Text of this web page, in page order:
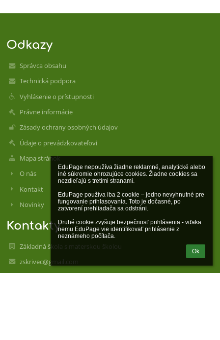
EduPage nepoužíva žiadne reklamné, analytické alebo
iné súkromie ohrozujúce cookies. Žiadne cookies sa
nezdieľajú s tretími stranami.
EduPage používa iba 2 cookie – jedno nevyhnutné pre
fungovanie prihlasovania. Toto je dočasné, po
zatvorení prehliadača sa odstráni.
Druhé cookie zvyšuje bezpečnosť prihlásenia - vďaka
nemu EduPage vie identifikovať prihlásenie z
neznámeho počítača.
Ok
Odkazy
Správca obsahu
Technická podpora
Vyhlásenie o prístupnosti
Právne informácie
Zásady ochrany osobných údajov
Údaje o prevádzkovateľovi
Mapa stránok
O nás
Kontakt
Novinky
Kontakty
Základná škola s materskou školou
zskrivec@gmail.com